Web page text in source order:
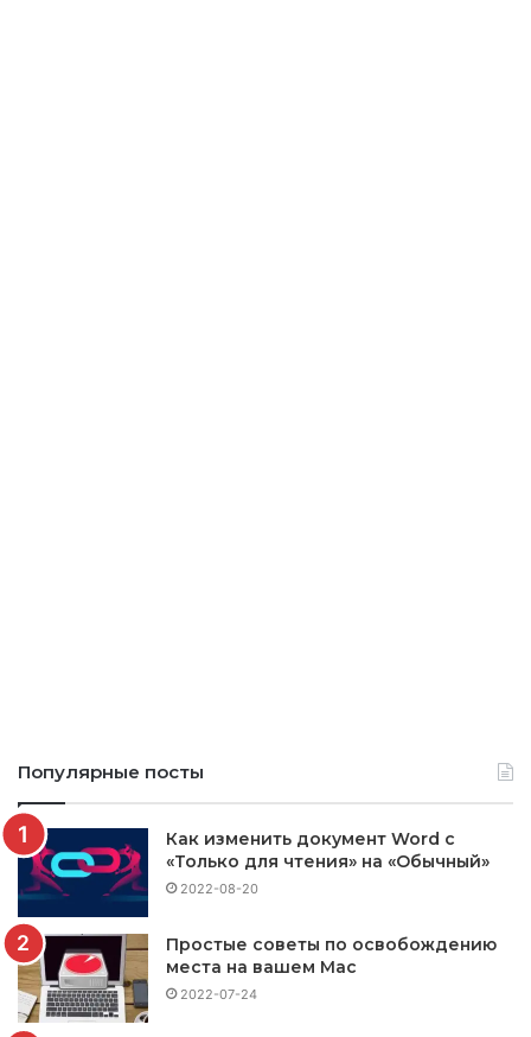
Популярные посты
Как изменить документ Word с
«Только для чтения» на «Обычный»
2022-08-20
Простые советы по освобождению
места на вашем Mac
2022-07-24